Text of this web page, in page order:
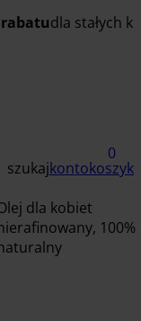
rabatudla stałych
szukajkonto
0
koszyk
dla kobiet
100%